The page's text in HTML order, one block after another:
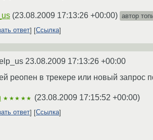
(23.08.2009 17:13:26 +00:00) автор
ответ
Ссылка
23.08.2009 17:13:26 +00:00
реопен в трекере или новый запрос
★★★★★ (23.08.2009 17:15:52 +00:00)
ответ Ссылка